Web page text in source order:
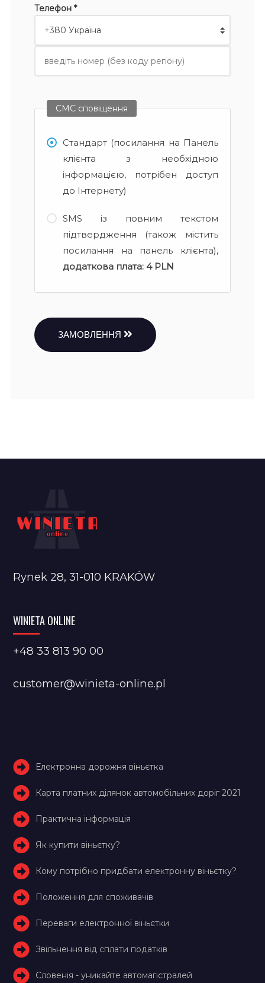
Телефон *
СМС сповіщення
Стандарт (посилання на Панель
клієнта з необхідною
інформацією, потрібен доступ
до Інтернету)
SMS із повним текстом
підтвердження (також містить
посилання на панель клієнта),
додаткова плата: 4 PLN
ЗАМОВЛЕННЯ
Rynek 28, 31-010 KRAKÓW
WINIETA ONLINE
+48 33 813 90 00
customer@winieta-online.pl
Електронна дорожня віньєтка
Карта платних ділянок автомобільних доріг 2021
Практична інформація
Як купити віньєтку?
Кому потрібно придбати електронну віньєтку?
Положення для споживачів
Переваги електронної віньєтки
Звільнення від сплати податків
Словенія - уникайте автомагістралей